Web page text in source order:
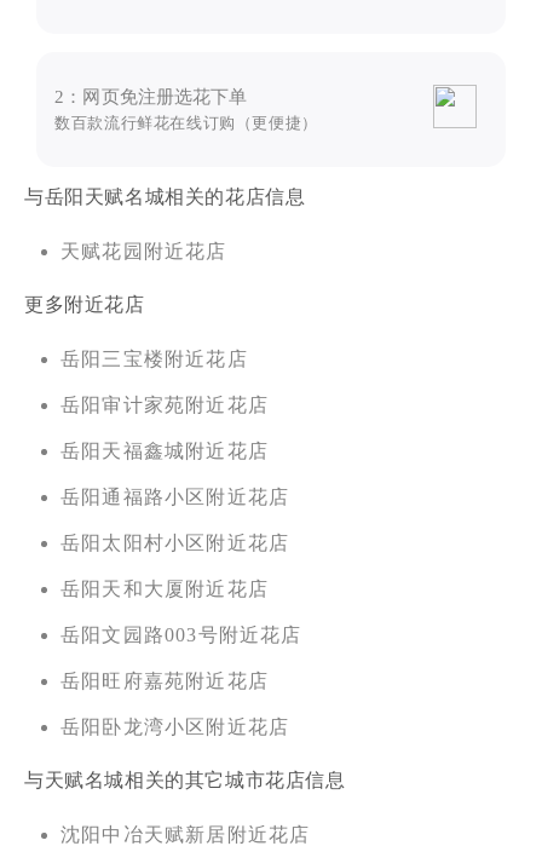
2：网页免注册选花下单
数百款流行鲜花在线订购（更便捷）
与岳阳天赋名城相关的花店信息
天赋花园附近花店
更多附近花店
岳阳三宝楼附近花店
岳阳审计家苑附近花店
岳阳天福鑫城附近花店
岳阳通福路小区附近花店
岳阳太阳村小区附近花店
岳阳天和大厦附近花店
岳阳文园路003号附近花店
岳阳旺府嘉苑附近花店
岳阳卧龙湾小区附近花店
与天赋名城相关的其它城市花店信息
沈阳中冶天赋新居附近花店